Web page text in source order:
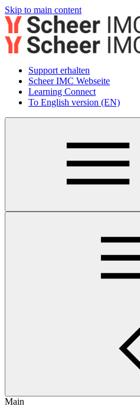
Skip to main content
Support erhalten
Scheer IMC Webseite
Learning Connect
To English version (EN)
Main